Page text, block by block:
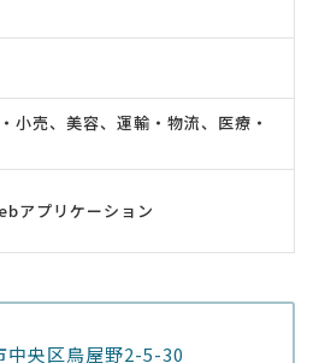
小売、美容、運輸・物流、医療・
アプリケーション
中央区鳥屋野2-5-30